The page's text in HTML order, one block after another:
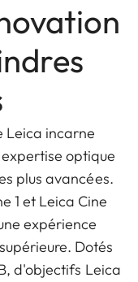
Leica incarne
optique
plus avancées.
1 et Leica Cine
expérience
Dotés
d'objectifs Leica